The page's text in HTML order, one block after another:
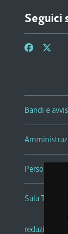
Seguici
Bandi e
Persone e
Sala Tiziano
redazione